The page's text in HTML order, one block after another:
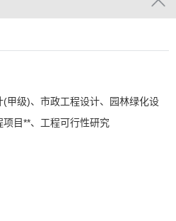
甲级)、市政工程设计、园林绿化设
目**、工程可行性研究